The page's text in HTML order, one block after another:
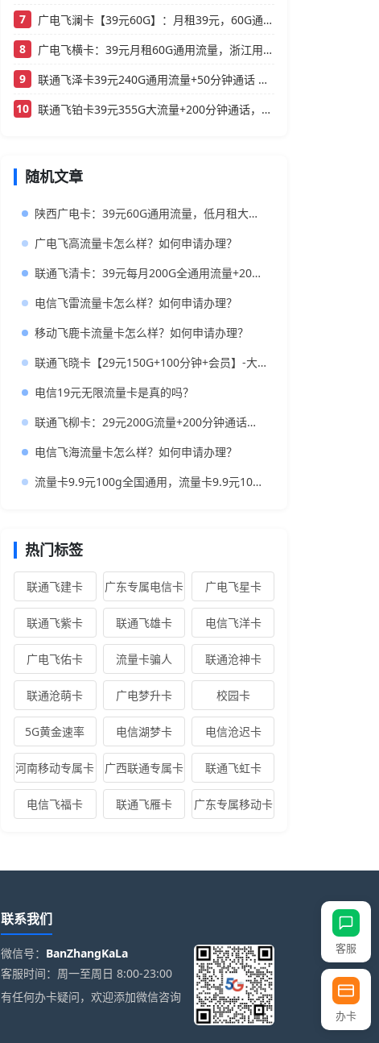
7
广电飞澜卡【39元60G】：月租39元，60G通用流量，首月免费真香！
8
广电飞横卡：39元月租60G通用流量，浙江用户专属的实用型套餐
9
联通飞泽卡39元240G通用流量+50分钟通话 大流量低月租办理指南
10
联通飞铂卡39元355G大流量+200分钟通话，还送一年会员
随机文章
陕西广电卡：39元60G通用流量，低月租大流量卡还支持结转
广电飞高流量卡怎么样？如何申请办理？
联通飞清卡：39元每月200G全通用流量+200分钟，长期可结转的超值大流量卡推荐
电信飞雷流量卡怎么样？如何申请办理？
移动飞鹿卡流量卡怎么样？如何申请办理？
联通飞晓卡【29元150G+100分钟+会员】-大流量低月租的神卡推荐
电信19元无限流量卡是真的吗？
联通飞柳卡：29元200G流量+200分钟通话，低月租大流量卡
电信飞海流量卡怎么样？如何申请办理？
流量卡9.9元100g全国通用，流量卡9.9元100g全国通用是真的吗？
热门标签
联通飞建卡 广东专属电信卡 广电飞星卡
联通飞紫卡 联通飞雄卡 电信飞洋卡
广电飞佑卡 流量卡骗人 联通沧神卡
联通沧萌卡 广电梦升卡 校园卡
5G黄金速率 电信湖梦卡 电信沧迟卡
河南移动专属卡 广西联通专属卡 联通飞虹卡
电信飞福卡 联通飞雁卡 广东专属移动卡
联系我们
微信号： BanZhangKaLa
客服时间：周一至周日 8:00-23:00
有任何办卡疑问，欢迎添加微信咨询
客服
办卡